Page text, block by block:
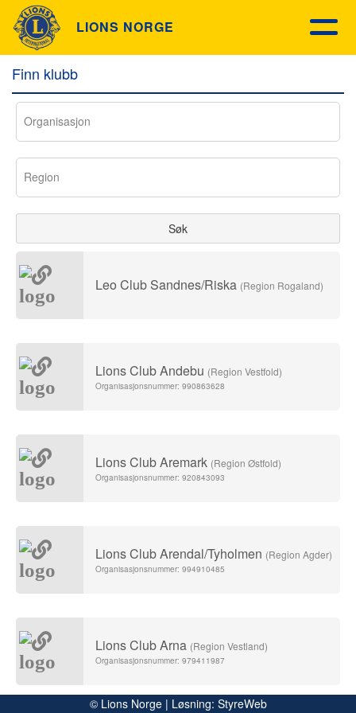
LIONS NORGE
Finn klubb
Organisasjon
Region
Søk
Leo Club Sandnes/Riska (Region Rogaland)
Lions Club Andebu (Region Vestfold)
Organisasjonsnummer: 990863628
Lions Club Aremark (Region Østfold)
Organisasjonsnummer: 920843093
Lions Club Arendal/Tyholmen (Region Agder)
Organisasjonsnummer: 994910485
Lions Club Arna (Region Vestland)
Organisasjonsnummer: 979411987
© Lions Norge | Løsning: StyreWeb